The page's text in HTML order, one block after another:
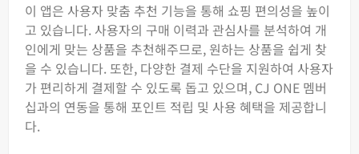
이 앱은 사용자 맞춤 추천 기능을 통해 쇼핑 편의성을 높이
고 있습니다. 사용자의 구매 이력과 관심사를 분석하여 개
인에게 맞는 상품을 추천해주므로, 원하는 상품을 쉽게 찾
을 수 있습니다. 또한, 다양한 결제 수단을 지원하여 사용자
가 편리하게 결제할 수 있도록 돕고 있으며, CJ ONE 멤버
십과의 연동을 통해 포인트 적립 및 사용 혜택을 제공합니
다.